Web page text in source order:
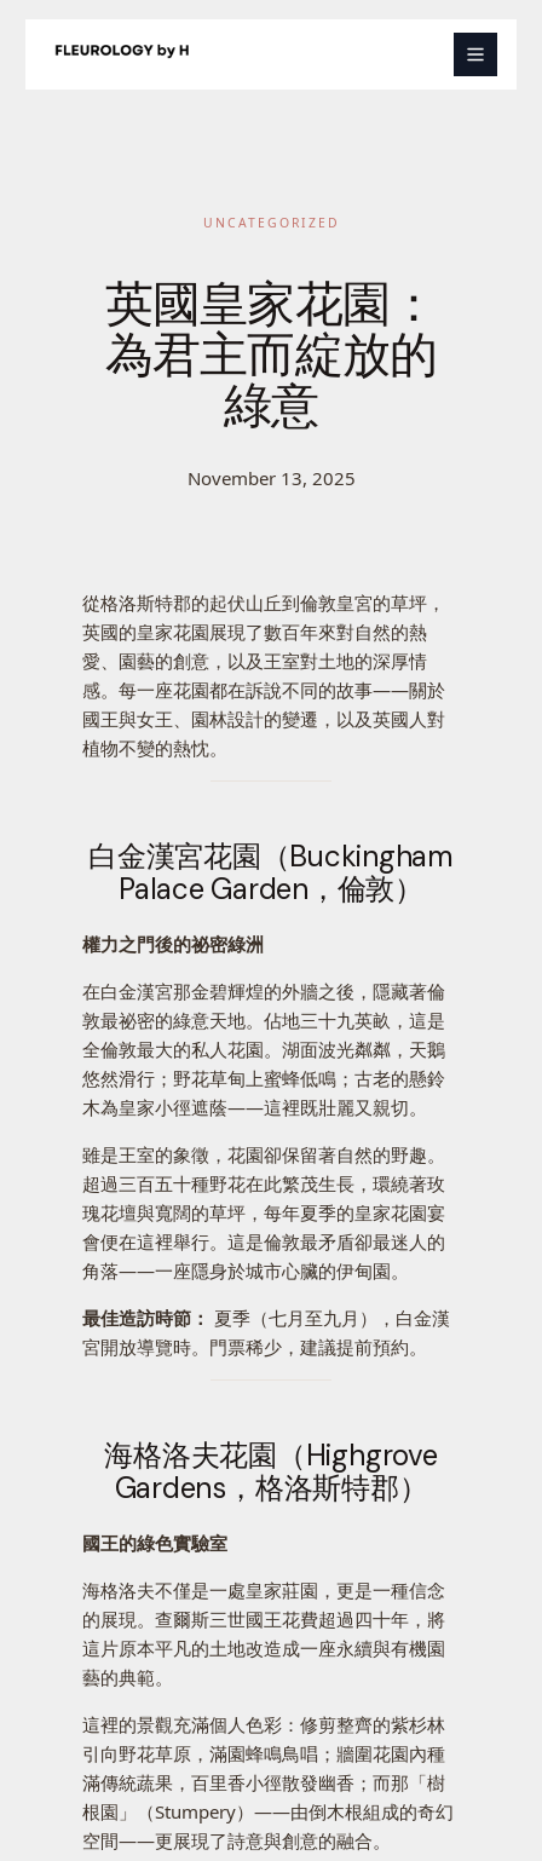
UNCATEGORIZED
英國皇家花園：
為君主而綻放的
綠意
November 13, 2025
從格洛斯特郡的起伏山丘到倫敦皇宮的草坪，
英國的皇家花園展現了數百年來對自然的熱
愛、園藝的創意，以及王室對土地的深厚情
感。每一座花園都在訴說不同的故事——關於
國王與女王、園林設計的變遷，以及英國人對
植物不變的熱忱。
白金漢宮花園（Buckingham
Palace Garden，倫敦）
權力之門後的祕密綠洲
在白金漢宮那金碧輝煌的外牆之後，隱藏著倫
敦最祕密的綠意天地。佔地三十九英畝，這是
全倫敦最大的私人花園。湖面波光粼粼，天鵝
悠然滑行；野花草甸上蜜蜂低鳴；古老的懸鈴
木為皇家小徑遮蔭——這裡既壯麗又親切。
雖是王室的象徵，花園卻保留著自然的野趣。
超過三百五十種野花在此繁茂生長，環繞著玫
瑰花壇與寬闊的草坪，每年夏季的皇家花園宴
會便在這裡舉行。這是倫敦最矛盾卻最迷人的
角落——一座隱身於城市心臟的伊甸園。
最佳造訪時節： 夏季（七月至九月），白金漢
宮開放導覽時。門票稀少，建議提前預約。
海格洛夫花園（Highgrove
Gardens，格洛斯特郡）
國王的綠色實驗室
海格洛夫不僅是一處皇家莊園，更是一種信念
的展現。查爾斯三世國王花費超過四十年，將
這片原本平凡的土地改造成一座永續與有機園
藝的典範。
這裡的景觀充滿個人色彩：修剪整齊的紫杉林
引向野花草原，滿園蜂鳴鳥唱；牆圍花園內種
滿傳統蔬果，百里香小徑散發幽香；而那「樹
根園」（Stumpery）——由倒木根組成的奇幻
空間——更展現了詩意與創意的融合。